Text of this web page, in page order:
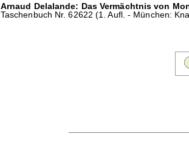
Arnaud Delalande: Das Vermächtnis von
Taschenbuch Nr. 62622 (1. Aufl. - München: